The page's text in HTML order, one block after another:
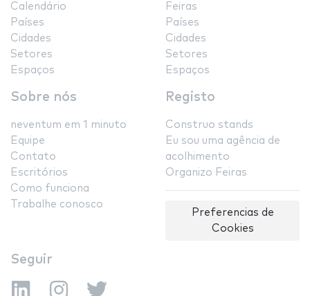
Calendário
Países
Cidades
Setores
Espaços
Feiras
Países
Cidades
Setores
Espaços
Sobre nós
neventum em 1 minuto
Equipe
Contato
Escritórios
Como funciona
Trabalhe conosco
Registo
Construo stands
Eu sou uma agência de
acolhimento
Organizo Feiras
Preferencias de
Cookies
Seguir